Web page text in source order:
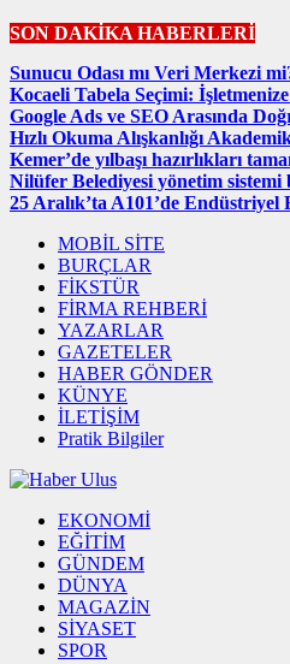
SON DAKİKA HABERLERİ
Sunucu Odası mı Veri Merkezi
Kocaeli Tabela Seçimi:
Google Ads ve SEO Arasında
Hızlı Okuma Alışkanlığı
Kemer’de yılbaşı hazırlıkları
Nilüfer Belediyesi yönetim sistemi
25 Aralık’ta A101’de
MOBİL SİTE
BURÇLAR
FİKSTÜR
FİRMA REHBERİ
YAZARLAR
GAZETELER
HABER GÖNDER
KÜNYE
İLETİŞİM
Pratik Bilgiler
EKONOMİ
EĞİTİM
GÜNDEM
DÜNYA
MAGAZİN
SİYASET
SPOR